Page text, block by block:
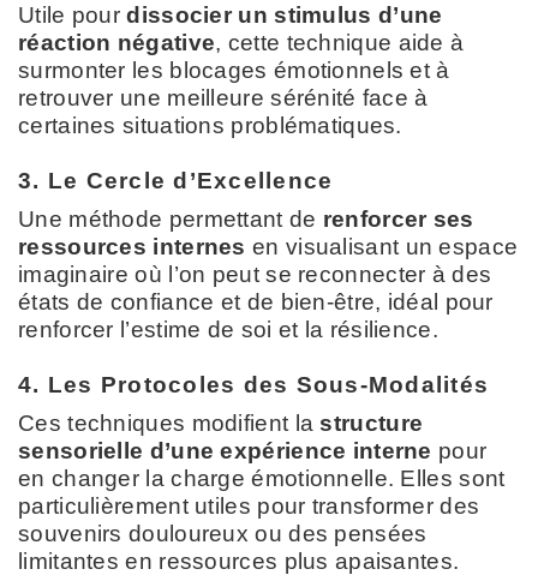
Utile pourdissocier un stimulus d’une
réaction négative, cette technique aide à
surmonter les blocages émotionnels et à
retrouver une meilleure sérénité face à
certaines situations problématiques.
3. Le Cercle d’Excellence
Une méthode permettant de renforcer ses
ressources internes en visualisant un espace
imaginaire où l’on peut se reconnecter à des
états de confiance et de bien-être, idéal pour
renforcer l’estime de soi et la résilience.
4. Les Protocoles des Sous-Modalités
Ces techniques modifient lastructure
sensorielle d’une expérience interne pour
en changer la charge émotionnelle. Elles sont
particulièrement utiles pour transformer des
souvenirs douloureux ou des pensées
limitantes en ressources plus apaisantes.